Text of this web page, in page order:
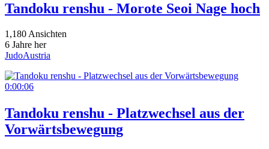
Tandoku renshu - Morote Seoi Nage hoch
1,180 Ansichten
6 Jahre her
JudoAustria
0:00:06
Tandoku renshu - Platzwechsel aus der
Vorwärtsbewegung